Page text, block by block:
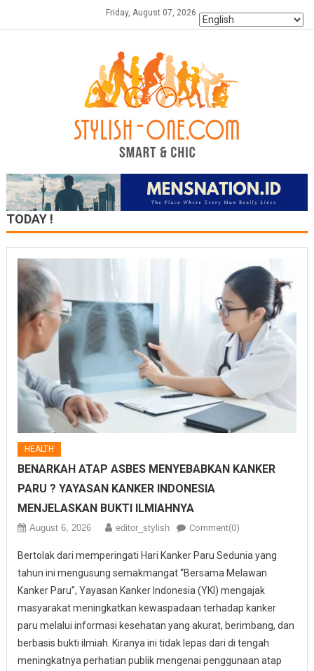
Friday, August 07, 2026
TODAY !
HEALTH
BENARKAH ATAP ASBES MENYEBABKAN KANKER
PARU ? YAYASAN KANKER INDONESIA
MENJELASKAN BUKTI ILMIAHNYA
August 6, 2026 editor_stylish Comment(0)
Bertolak dari memperingati Hari Kanker Paru Sedunia yang
tahun ini mengusung semakmangat “Bersama Melawan
Kanker Paru”, Yayasan Kanker Indonesia (YKI) mengajak
masyarakat meningkatkan kewaspadaan terhadap kanker
paru melalui informasi kesehatan yang akurat, berimbang, dan
berbasis bukti ilmiah. Kiranya ini tidak lepas dari di tengah
meningkatnya perhatian publik mengenai penggunaan atap